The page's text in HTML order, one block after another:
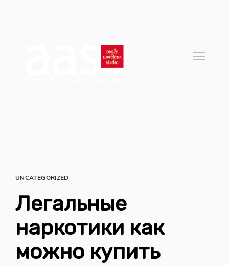
UNCATEGORIZED
Легальные
наркотики как
можно купить